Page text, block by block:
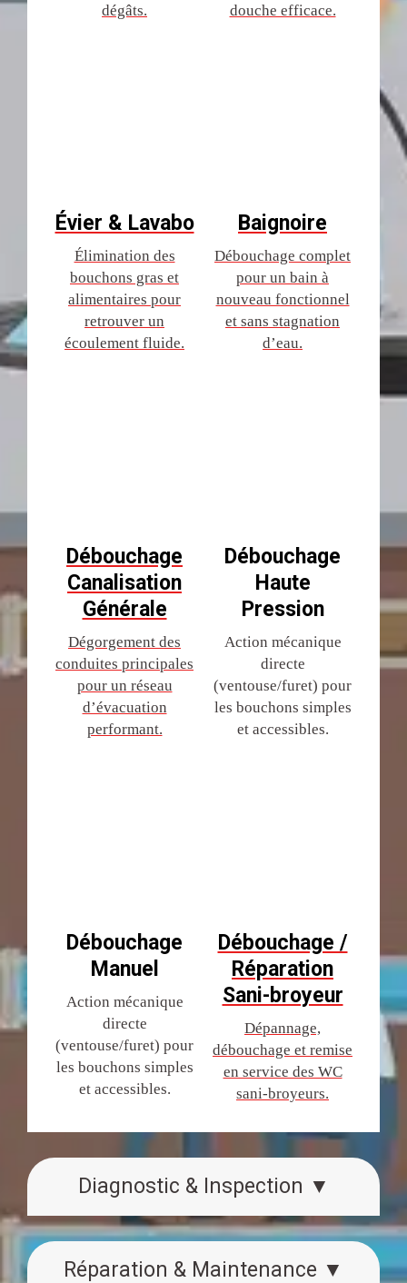
Diagnostic & Inspection ▼
Réparation & Maintenance ▼
dégâts.
Évier & Lavabo
Élimination des
bouchons gras et
alimentaires pour
retrouver un
écoulement fluide.
Débouchage
Canalisation
Générale
Dégorgement des
conduites principales
pour un réseau
d’évacuation
performant.
Débouchage
Manuel
Action mécanique
directe
(ventouse/furet) pour
les bouchons simples
et accessibles.
douche efficace.
Baignoire
Débouchage complet
pour un bain à
nouveau fonctionnel
et sans stagnation
d’eau.
Débouchage
Haute
Pression
Action mécanique
directe
(ventouse/furet) pour
les bouchons simples
et accessibles.
Débouchage /
Réparation
Sani-broyeur
Dépannage,
débouchage et remise
en service des WC
sani-broyeurs.